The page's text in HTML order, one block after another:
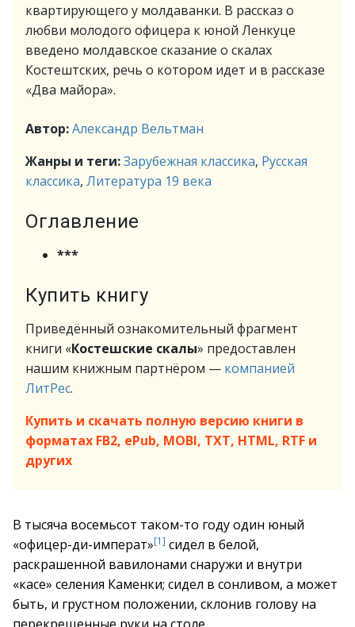
квартирующего у молдаванки. В рассказ о
любви молодого офицера к юной Ленкуце
введено молдавское сказание о скалах
Костештских, речь о котором идет и в рассказе
«Два майора».
Автор:Александр Вельтман
Жанры и теги:Зарубежная классика, Русская
классика, Литература 19 века
Оглавление
***
Купить книгу
Приведённый ознакомительный фрагмент
книги «Костешские скалы» предоставлен
нашим книжным партнёром — компанией
ЛитРес.
Купить и скачать полную версию книги в
форматах FB2, ePub, MOBI, TXT, HTML, RTF и
других
В тысяча восемьсот таком-то году один юный
«офицер-ди-императ»[1] сидел в белой,
раскрашенной вавилонами снаружи и внутри
«касе» селения Каменки; сидел в сонливом, а может
быть, и грустном положении, склонив голову на